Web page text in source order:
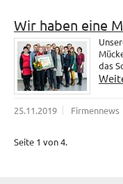
Wir haben eine
das
25.11.2019 Firmennews
Seite 1 von 4.